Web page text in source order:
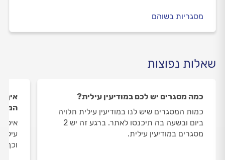
מסגריות בשוהם
שאלות נפוצות
כמה מסגרים יש לכם במודיעין עילית?
כמות המסגרים שיש לנו במודיעין עילית תלויה
ביום ובשעה בה תיכנסו לאתר. ברגע זה יש 2
מסגרים במודיעין עילית.
איך
וכך